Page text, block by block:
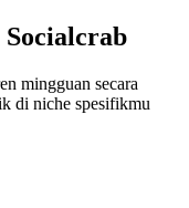
mingguan secara
di niche spesifikmu